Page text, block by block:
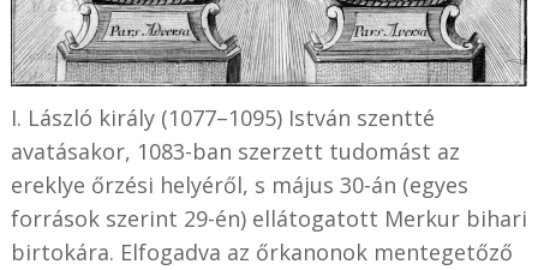
I. László király (1077–1095) István szentté
avatásakor, 1083-ban szerzett tudomást az
ereklye őrzési helyéről, s május 30-án (egyes
források szerint 29-én) ellátogatott Merkur bihari
birtokára. Elfogadva az őrkanonok mentegetőző